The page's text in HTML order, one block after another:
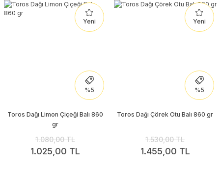
%5
Yeni
Toros Dağı Limon Çiçeği Balı 860
gr
1.080,00 TL
1.025,00 TL
%5
Yeni
Toros Dağı Çörek Otu Balı 860 gr
1.530,00 TL
1.455,00 TL